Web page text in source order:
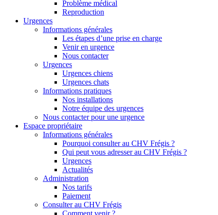
Problème médical
Reproduction
Urgences
Informations générales
Les étapes d’une prise en charge
Venir en urgence
Nous contacter
Urgences
Urgences chiens
Urgences chats
Informations pratiques
Nos installations
Notre équipe des urgences
Nous contacter pour une urgence
Espace propriétaire
Informations générales
Pourquoi consulter au CHV Frégis ?
Qui peut vous adresser au CHV Frégis ?
Urgences
Actualités
Administration
Nos tarifs
Paiement
Consulter au CHV Frégis
Comment venir ?